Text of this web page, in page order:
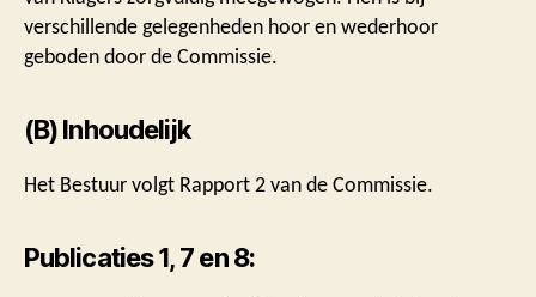
verschillende gelegenheden hoor en wederhoor
geboden door de Commissie.
(B) Inhoudelijk
Het Bestuur volgt Rapport 2 van de Commissie.
Publicaties 1, 7 en 8: